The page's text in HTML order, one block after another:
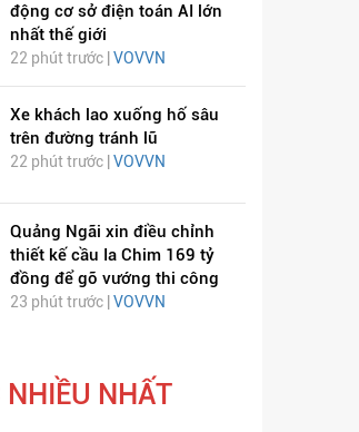
COVID-
HÁT LÊN VIỆT NAM
động cơ sở điện toán AI lớn
nhất thế giới
22 phút trước | VOVVN
Xe khách lao xuống hố sâu
trên đường tránh lũ
22 phút trước | VOVVN
Quảng Ngãi xin điều chỉnh
thiết kế cầu Ia Chim 169 tỷ
đồng để gỡ vướng thi công
23 phút trước | VOVVN
NHẤT